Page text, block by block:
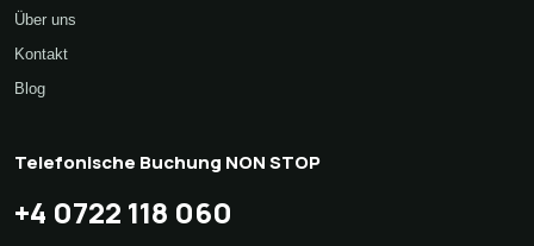
Über uns
Kontakt
Blog
Telefonische Buchung NON STOP
+4 0722 118 060